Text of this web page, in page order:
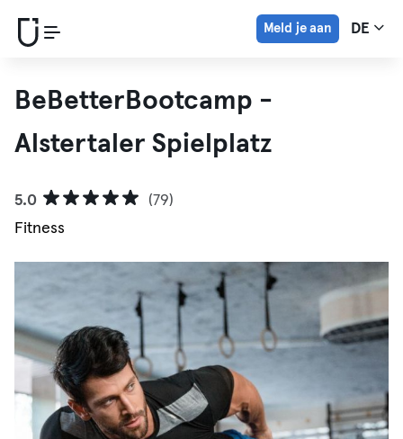
Meld je aan DE
BeBetterBootcamp -
Alstertaler Spielplatz
5.0
(79)
Fitness